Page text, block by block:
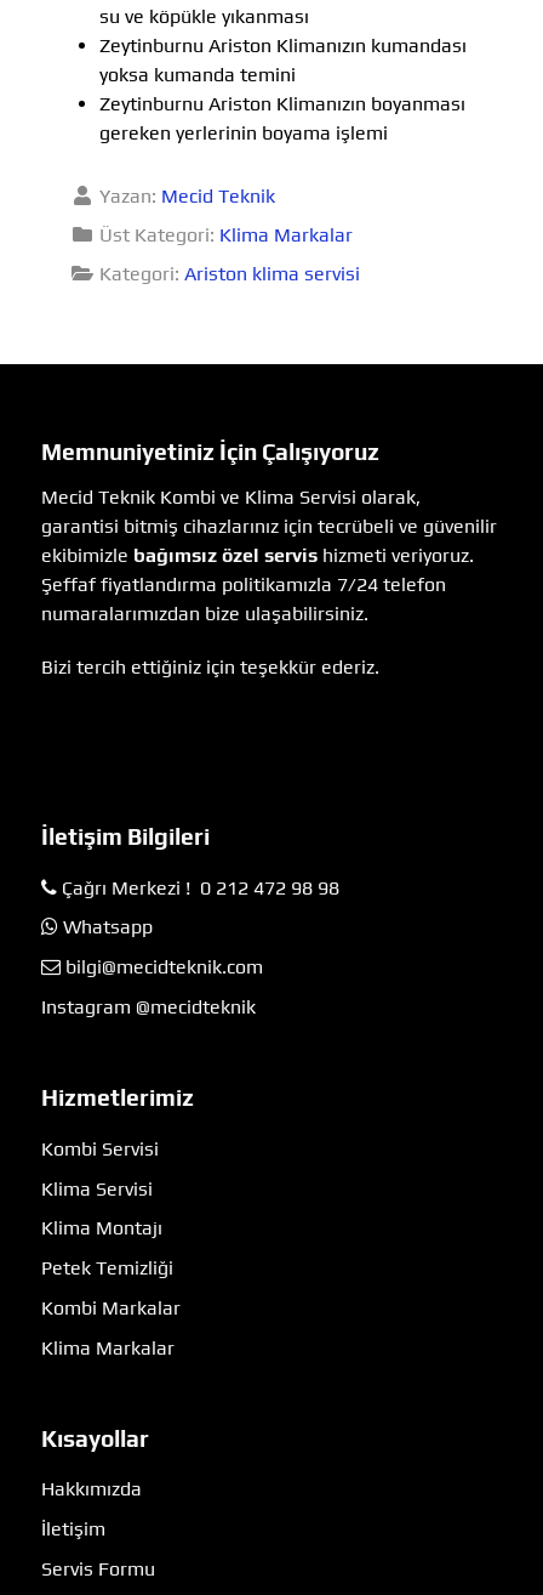
su ve köpükle yıkanması
Zeytinburnu Ariston Klimanızın kumandası
yoksa kumanda temini
Zeytinburnu Ariston Klimanızın boyanması
gereken yerlerinin boyama işlemi
Yazan: Mecid Teknik
Üst Kategori: Klima Markalar
Kategori: Ariston klima servisi
Memnuniyetiniz İçin Çalışıyoruz
Mecid Teknik Kombi ve Klima Servisi olarak,
garantisi bitmiş cihazlarınız için tecrübeli ve güvenilir
ekibimizle bağımsız özel servis hizmeti veriyoruz.
Şeffaf fiyatlandırma politikamızla 7/24 telefon
numaralarımızdan bize ulaşabilirsiniz.
Bizi tercih ettiğiniz için teşekkür ederiz.
İletişim Bilgileri
Çağrı Merkezi ! 0 212 472 98 98
Whatsapp
bilgi@mecidteknik.com
Instagram @mecidteknik
Hizmetlerimiz
Kombi Servisi
Klima Servisi
Klima Montajı
Petek Temizliği
Kombi Markalar
Klima Markalar
Kısayollar
Hakkımızda
İletişim
Servis Formu